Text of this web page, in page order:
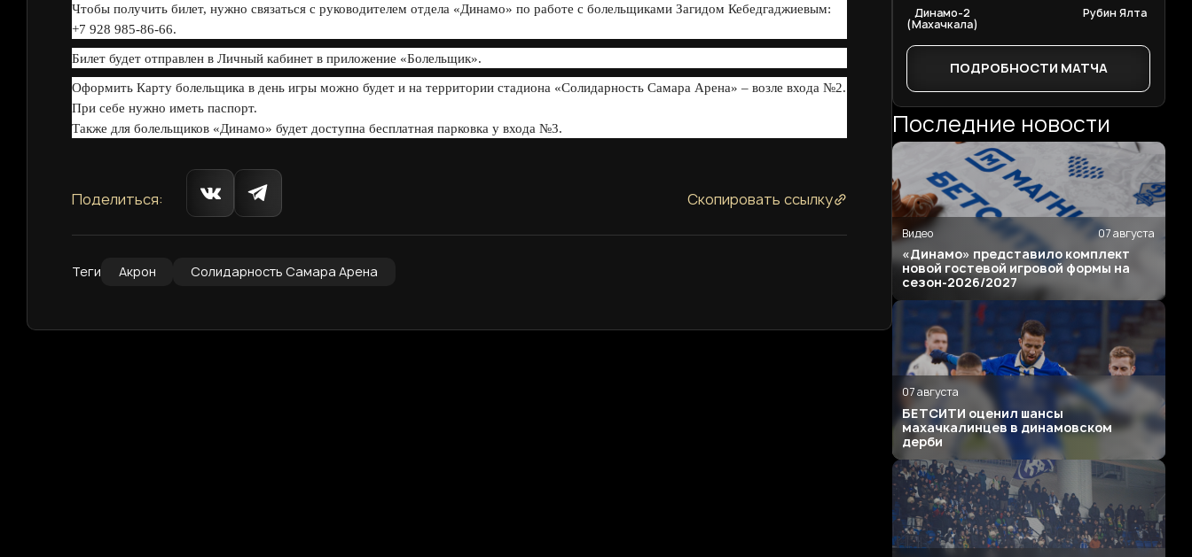
Чтобы получить билет, нужно связаться с руководителем отдела «Динамо» по работе с болельщиками Загидом Кебедгаджиевым:
+7 928 985-86-66.
Билет будет отправлен в Личный кабинет в приложение «Болельщик».
Оформить Карту болельщика в день игры можно будет и на территории стадиона «Cолидарность Самара Арена» – возле входа №2.
При себе нужно иметь паспорт.
Также для болельщиков «Динамо» будет доступна бесплатная парковка у входа №3.
Поделиться: Скопировать ссылку
Теги Акрон Солидарность Самара Арена
Динамо-2
(Махачкала)
Рубин Ялта
ПОДРОБНОСТИ МАТЧА
Последние новости
Видео 07 августа
«Динамо» представило комплект
новой гостевой игровой формы на
сезон-2026/2027
07 августа
БЕТСИТИ оценил шансы
махачкалинцев в динамовском
дерби